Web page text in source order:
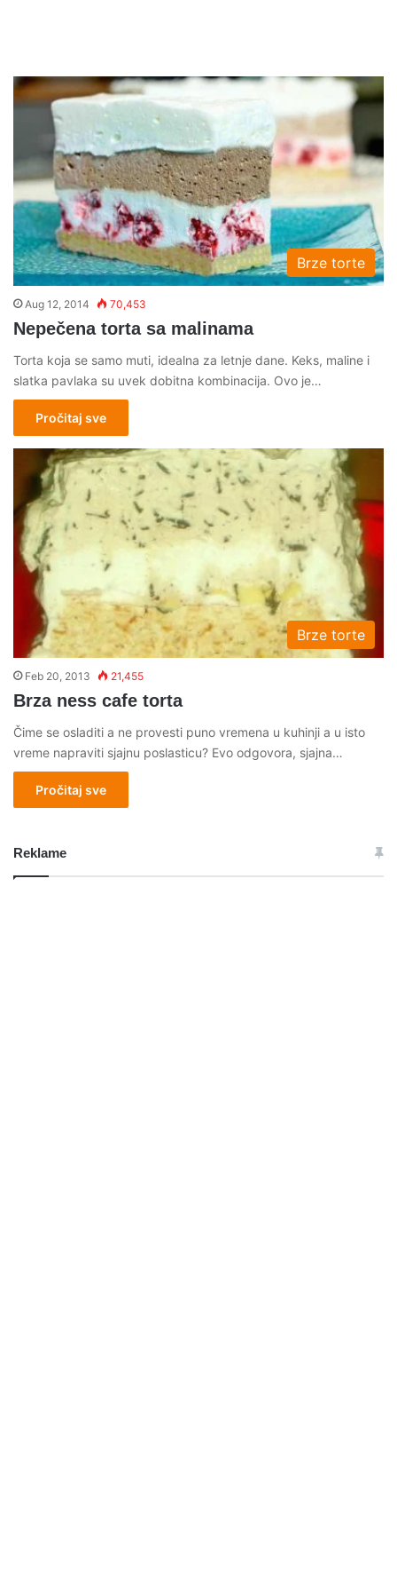
Brze torte
Aug 12, 2014 70,453
Nepečena torta sa malinama
Torta koja se samo muti, idealna za letnje dane. Keks, maline i
slatka pavlaka su uvek dobitna kombinacija. Ovo je…
Pročitaj sve
Brze torte
Feb 20, 2013 21,455
Brza ness cafe torta
Čime se osladiti a ne provesti puno vremena u kuhinji a u isto
vreme napraviti sjajnu poslasticu? Evo odgovora, sjajna…
Pročitaj sve
Reklame